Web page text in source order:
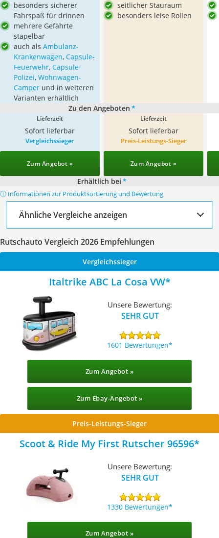
besonders sicherer
Fahrspaß für drinnen
mehrere Gefährte
stapelbar
auch als Ambulanz-
Krankenwagen, Capsule-
Feuerwehr, Capsule-
Polizei, Wohnwagen-
Camper und in weiteren
Varianten erhältlich
seitlicher Stauraum
besonders leise Rollen
Zu den Angeboten *
Lieferzeit
Sofort lieferbar
Lieferzeit
Sofort lieferbar
Vergleichssieger
Zum Angebot »
Preis-Leistungs-Sieger
Zum Angebot »
Erhältlich bei *
ⓘ Informationen zur Produktsortierung und Bewertung
Ähnliche Vergleiche anzeigen
Rutschauto Vergleich 2026 Empfehlungen
Vergleichssieger
Italtrike ABC La Cosa VW
Unsere Bewertung:
SEHR GUT
1601 Bewertungen
Zum Angebot »
Zum Ebay-Angebot »
Preis-Leistungs-Sieger
Scoot & Ride My First Rutscher 96596
Unsere Bewertung:
SEHR GUT
1330 Bewertungen
Zum Angebot »